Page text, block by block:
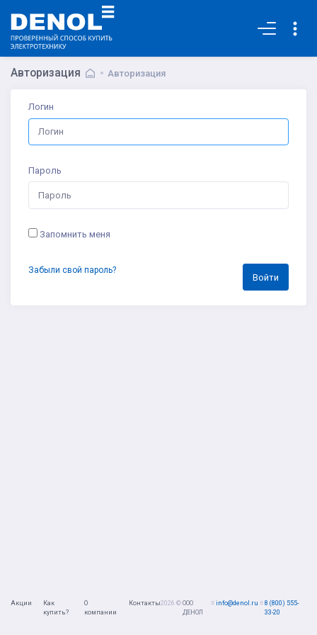
Авторизация Авторизация
Логин
Пароль
Запомнить меня
Войти
Забыли свой пароль?
2026 © ООО
ДЕНОЛ
≡info@denol.ru ≡8 (800) 555-
33-20
Акции
Как
купить?
О
компании
Контакты